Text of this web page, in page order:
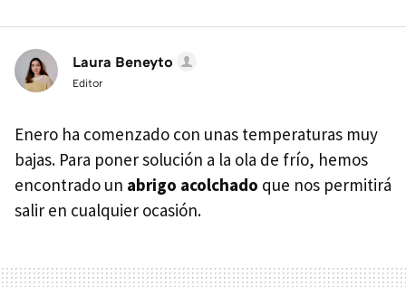
Laura Beneyto
Editor
Enero ha comenzado con unas temperaturas muy
bajas. Para poner solución a la ola de frío, hemos
encontrado un abrigo acolchado que nos permitirá
salir en cualquier ocasión.